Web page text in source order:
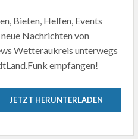
Bieten, Helfen, Events
Nachrichten von
Wetteraukreis unterwegs
empfangen!
JETZT HERUNTERLADEN